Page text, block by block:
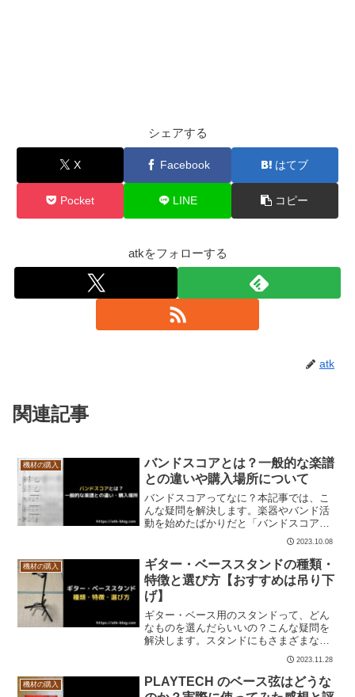
シェアする
X Facebook はてブ
Pocket LINE コピー
atkをフォローする
atk
関連記事
機材の購入
バンドスコアとは？一般的な楽譜
との違いや購入場所について
バンドスコアってなに？本記事では、こ
んな疑問を解決します。楽器やバンド活
動を始めたばかりだと「バンドスコア」
ってなんのことかよくわからないですよ
ね。この記事では、バンドスコアとはな
にか？という点から下記の内容をお届け
します。バンドスコアとは...
2023.10.08
機材の購入
ギター・ベーススタンドの種類・
特徴と選び方【おすすめは吊り下
げ】
ギター・ベース用のスタンドって、どん
なものを選んだらいいの？こんな疑問を
解決します。スタンドにもさまざまな種
類があります。本記事では、ギター・ベ
ース用スタンドの選び方と、種類・特
徴・おすすめについて解説していきま
す。本記事を読めば、あなたに...
2023.11.28
機材の購入
PLAYTECH のベース弦はどうな